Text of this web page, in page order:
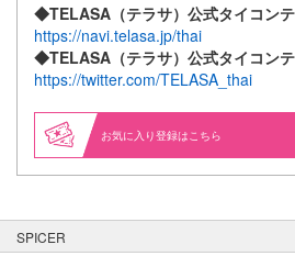
◆TELASA（テラサ）公式タイコン
https://navi.telasa.jp/thai
◆TELASA（テラサ）公式タイコン
https://twitter.com/TELASA_thai
お気に入り登録はこちら
SPICER